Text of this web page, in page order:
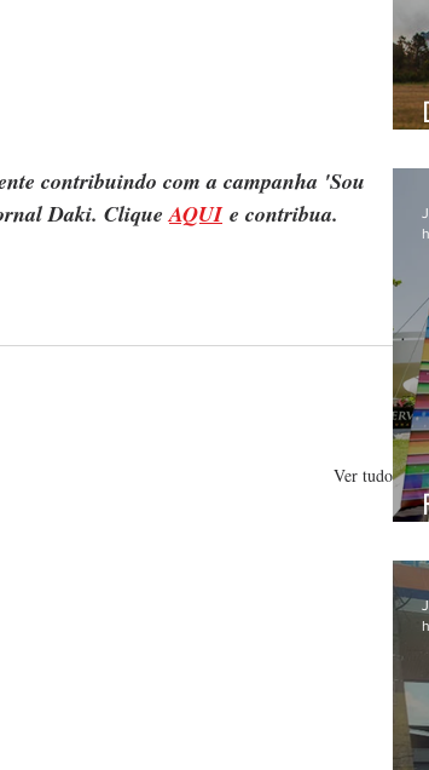
contribuindo com a campanha 'Sou
Daki. Clique AQUI e contribua.
Ver tudo